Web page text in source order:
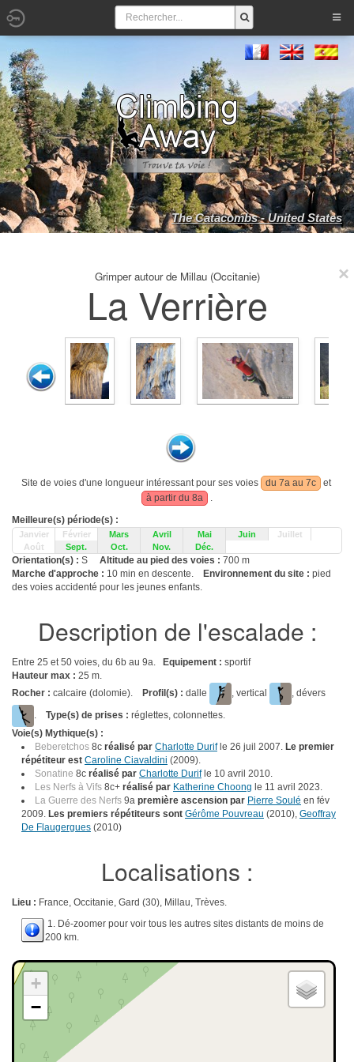
The Catacombs - United States
Grimper autour de Millau (Occitanie)
La Verrière
Site de voies d'une longueur intéressant pour ses voies du 7a au 7c
et
à partir du 8a
.
Meilleure(s) période(s) :
Janvier Février Mars Avril Mai Juin
Juillet
Août
Sept. Oct. Nov. Déc.
Orientation(s) : S Altitude au pied des voies : 700 m
Marche d'approche : 10 min en descente. Environnement du site : pied
des voies accidenté pour les jeunes enfants.
Description de l'escalade :
Entre 25 et 50 voies, du 6b au 9a. Equipement : sportif
Hauteur max : 25 m.
Rocher : calcaire (dolomie). Profil(s) : dalle , vertical
, dévers
. Type(s) de prises : réglettes, colonnettes.
Voie(s) Mythique(s) :
Beberetchos 8c réalisé par Charlotte Durifle 26 juil 2007. Le premier
répétiteur est Caroline Ciavaldini (2009).
Sonatine 8c réalisé par Charlotte Durifle 10 avril 2010.
Les Nerfs à Vifs 8c+ réalisé par Katherine Choong le 11 avril 2023.
La Guerre des Nerfs 9a première ascension par Pierre Soulé en fév
2009. Les premiers répétiteurs sont Gérôme Pouvreau (2010), Geoffray
De Flaugergues (2010)
Localisations :
Lieu : France, Occitanie, Gard (30), Millau, Trèves.
1. Dé-zoomer pour voir tous les autres sites distants de moins de
200 km.
+
−